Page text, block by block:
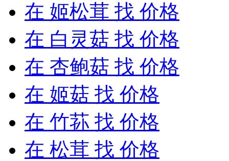
在 姬松茸 找 价格
在 白灵菇 找 价格
在 杏鲍菇 找 价格
在 姬菇 找 价格
在 竹荪 找 价格
在 松茸 找 价格